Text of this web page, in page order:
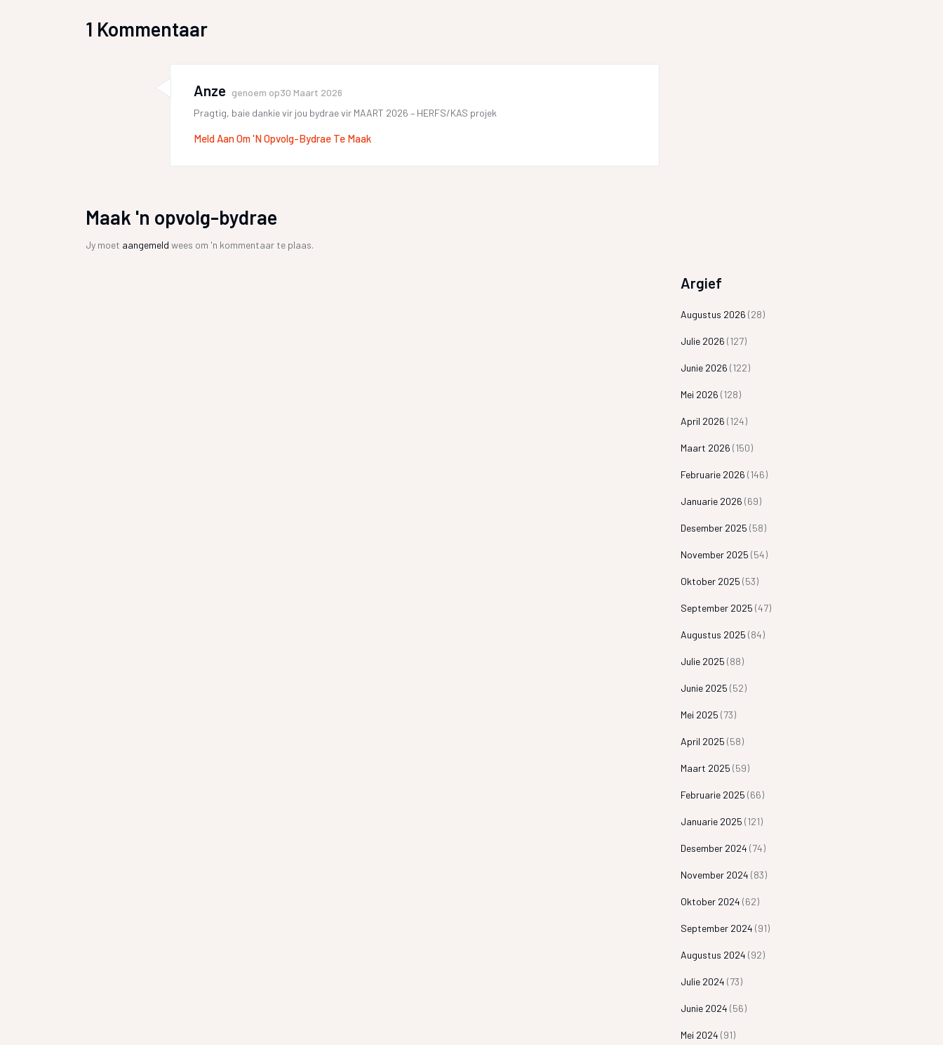
1 Kommentaar
Anze genoem op30 Maart 2026
Pragtig, baie dankie vir jou bydrae vir MAART 2026 – HERFS/KAS projek
Meld Aan Om 'n Opvolg-Bydrae Te Maak
Maak 'n opvolg-bydrae
Jy moet aangemeld wees om 'n kommentaar te plaas.
Argief
Augustus 2026 (28)
Julie 2026 (127)
Junie 2026 (122)
Mei 2026 (128)
April 2026 (124)
Maart 2026 (150)
Februarie 2026 (146)
Januarie 2026 (69)
Desember 2025 (58)
November 2025 (54)
Oktober 2025 (53)
September 2025 (47)
Augustus 2025 (84)
Julie 2025 (88)
Junie 2025 (52)
Mei 2025 (73)
April 2025 (58)
Maart 2025 (59)
Februarie 2025 (66)
Januarie 2025 (121)
Desember 2024 (74)
November 2024 (83)
Oktober 2024 (62)
September 2024 (91)
Augustus 2024 (92)
Julie 2024 (73)
Junie 2024 (56)
Mei 2024 (91)